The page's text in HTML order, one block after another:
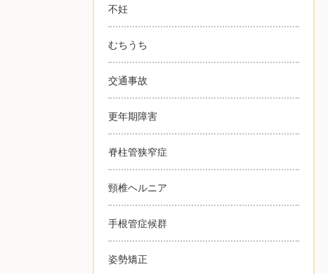
不妊
むちうち
交通事故
更年期障害
脊柱管狭窄症
頸椎ヘルニア
手根管症候群
姿勢矯正